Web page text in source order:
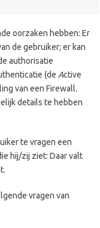
oorzaken hebben: Er
de gebruiker; er kan
authorisatie
(de Active
van een Firewall.
details te hebben
te vragen een
hij/zij ziet: Daar valt
vragen van